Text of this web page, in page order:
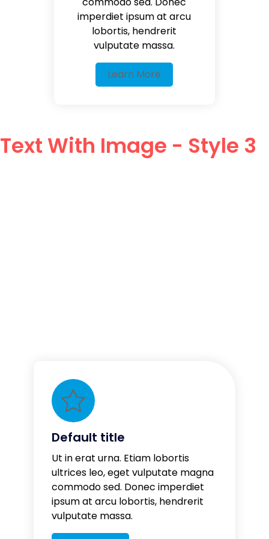
imperdiet ipsum at arcu
lobortis, hendrerit
vulputate massa.
Learn More
Text With Image - Style 3
Default title
Ut in erat urna. Etiam lobortis
ultrices leo, eget vulputate magna
commodo sed. Donec imperdiet
ipsum at arcu lobortis, hendrerit
vulputate massa.